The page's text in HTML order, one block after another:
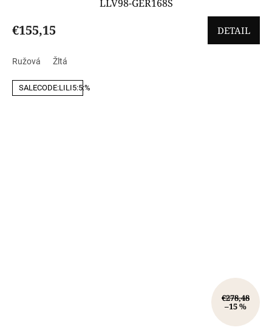
LLV98-GER168Š
€155,15 DETAIL
Ružová Žltá
SALECODE:LILI5:5:%
€278,48
–15 %